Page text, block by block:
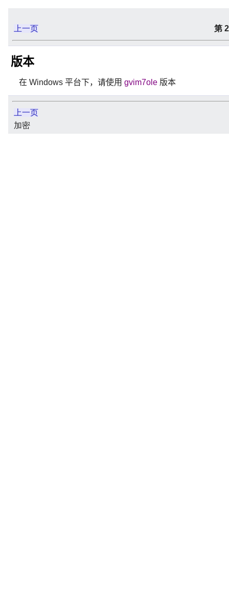
上一页 第
版本
在 Windows 平台下，请使用 gvim7ole版本
上一页
加密